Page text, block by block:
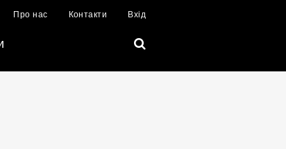
Про нас Контакти Вхід